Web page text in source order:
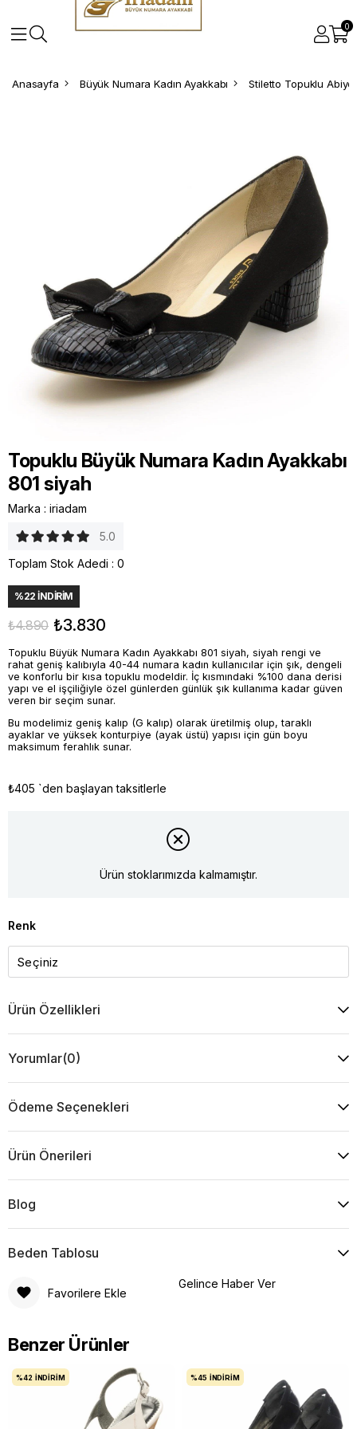
0
Anasayfa Büyük Numara Kadın Ayakkabı Stiletto Topuklu Abiye
Topuklu Büyük Numara Kadın Ayakkabı
801 siyah
Marka : iriadam
5.0
Toplam Stok Adedi : 0
%22 İNDIRIM
₺4.890 ₺3.830
Topuklu Büyük Numara Kadın Ayakkabı 801 siyah, siyah rengi ve
rahat geniş kalıbıyla 40-44 numara kadın kullanıcılar için şık, dengeli
ve konforlu bir kısa topuklu modeldir. İç kısmındaki %100 dana derisi
yapı ve el işçiliğiyle özel günlerden günlük şık kullanıma kadar güven
veren bir seçim sunar.
Bu modelimiz geniş kalıp (G kalıp) olarak üretilmiş olup, taraklı
ayaklar ve yüksek konturpiye (ayak üstü) yapısı için gün boyu
maksimum ferahlık sunar.
₺405 `den başlayan taksitlerle
Ürün stoklarımızda kalmamıştır.
Renk
Ürün Özellikleri
Yorumlar(0)
Ödeme Seçenekleri
Ürün Önerileri
Blog
Beden Tablosu
Favorilere Ekle
Gelince Haber Ver
Benzer Ürünler
%42 İNDIRIM %45 İNDIRIM